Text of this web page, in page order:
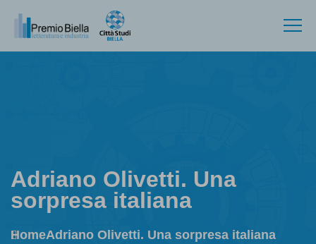
Adriano Olivetti. Una
sorpresa italiana
HomeAdriano Olivetti. Una sorpresa italiana